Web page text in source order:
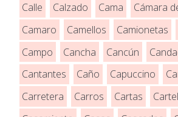
Calle
Calzado Cama
Cámara
Camaro
Camellos Camionetas
Campo
Cancha Cancún
Cantantes
Caño Capuccino
Carretera
Carros Cartas